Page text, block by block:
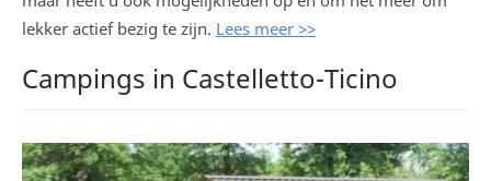
lekker actief bezig te zijn. Lees meer >>
Campings in Castelletto-Ticino